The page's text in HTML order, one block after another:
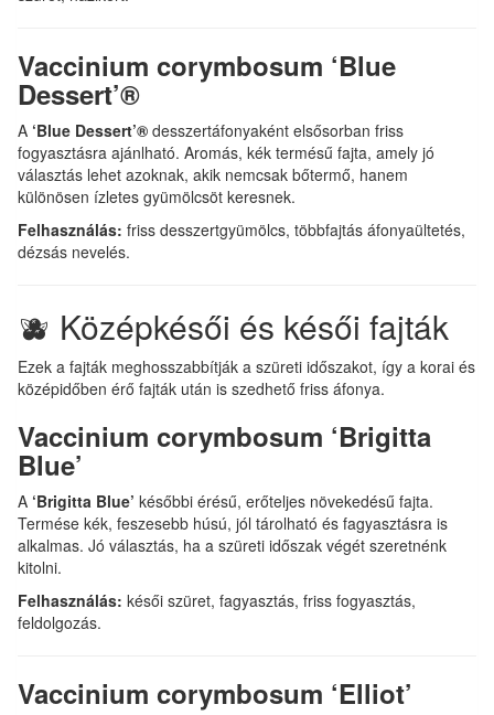
Vaccinium corymbosum ‘Blue
Dessert’®
A ‘Blue Dessert’® desszertáfonyaként elsősorban friss
fogyasztásra ajánlható. Aromás, kék termésű fajta, amely jó
választás lehet azoknak, akik nemcsak bőtermő, hanem
különösen ízletes gyümölcsöt keresnek.
Felhasználás: friss desszertgyümölcs, többfajtás áfonyaültetés,
dézsás nevelés.
🫐 Középkésői és késői fajták
Ezek a fajták meghosszabbítják a szüreti időszakot, így a korai és
középidőben érő fajták után is szedhető friss áfonya.
Vaccinium corymbosum ‘Brigitta
Blue’
A ‘Brigitta Blue’ későbbi érésű, erőteljes növekedésű fajta.
Termése kék, feszesebb húsú, jól tárolható és fagyasztásra is
alkalmas. Jó választás, ha a szüreti időszak végét szeretnénk
kitolni.
Felhasználás: késői szüret, fagyasztás, friss fogyasztás,
feldolgozás.
Vaccinium corymbosum ‘Elliot’